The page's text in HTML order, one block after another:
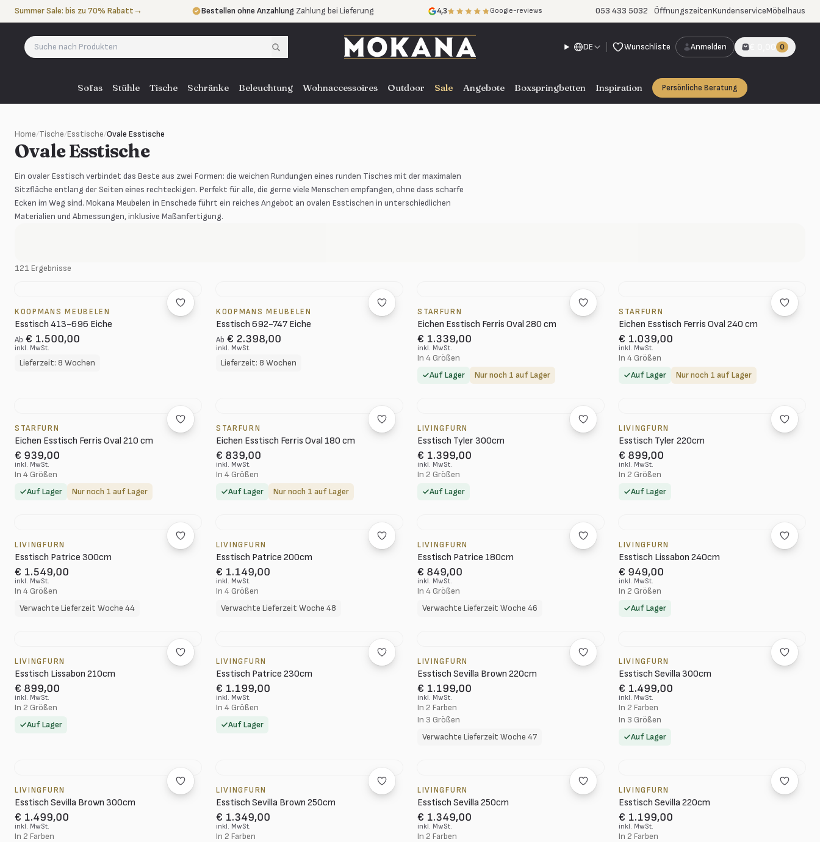
Zum Inhalt springen
Summer Sale: bis zu 70% Rabatt→ Bestellen ohne Anzahlung Zahlung bei Lieferung
in ganz NL, BE und DE
4,3 Google-reviews 053 433 5032 ÖffnungszeitenKundenserviceMöbelhaus
DE Wunschliste Anmelden € 0,00 0
Sofas Stühle Tische Schränke Beleuchtung Wohnaccessoires Outdoor Sale Angebote Boxspringbetten Inspiration Persönliche Beratung
Home/Tische/Esstische/Ovale Esstische
Ovale Esstische
Ein ovaler Esstisch verbindet das Beste aus zwei Formen: die weichen Rundungen eines runden Tisches mit der maximalen
Sitzfläche entlang der Seiten eines rechteckigen. Perfekt für alle, die gerne viele Menschen empfangen, ohne dass scharfe
Ecken im Weg sind. Mokana Meubelen in Enschede führt ein reiches Angebot an ovalen Esstischen in unterschiedlichen
Materialien und Abmessungen, inklusive Maßanfertigung.
121 Ergebnisse
KOOPMANS MEUBELEN
Esstisch 413-696 Eiche
Ab € 1.500,00
inkl. MwSt.
Lieferzeit: 8 Wochen
KOOPMANS MEUBELEN
Esstisch 692-747 Eiche
Ab € 2.398,00
inkl. MwSt.
Lieferzeit: 8 Wochen
STARFURN
Eichen Esstisch Ferris Oval 280 cm
€ 1.339,00
inkl. MwSt.
In 4 Größen
Auf Lager
Nur noch 1 auf Lager
STARFURN
Eichen Esstisch Ferris Oval 240 cm
€ 1.039,00
inkl. MwSt.
In 4 Größen
Auf Lager
Nur noch 1 auf Lager
STARFURN
Eichen Esstisch Ferris Oval 210 cm
€ 939,00
inkl. MwSt.
In 4 Größen
Auf Lager
Nur noch 1 auf Lager
STARFURN
Eichen Esstisch Ferris Oval 180 cm
€ 839,00
inkl. MwSt.
In 4 Größen
Auf Lager
Nur noch 1 auf Lager
LIVINGFURN
Esstisch Tyler 300cm
€ 1.399,00
inkl. MwSt.
In 2 Größen
Auf Lager
LIVINGFURN
Esstisch Tyler 220cm
€ 899,00
inkl. MwSt.
In 2 Größen
Auf Lager
LIVINGFURN
Esstisch Patrice 300cm
€ 1.549,00
inkl. MwSt.
In 4 Größen
Verwachte Lieferzeit Woche 44
LIVINGFURN
Esstisch Patrice 200cm
€ 1.149,00
inkl. MwSt.
In 4 Größen
Verwachte Lieferzeit Woche 48
LIVINGFURN
Esstisch Patrice 180cm
€ 849,00
inkl. MwSt.
In 4 Größen
Verwachte Lieferzeit Woche 46
LIVINGFURN
Esstisch Lissabon 240cm
€ 949,00
inkl. MwSt.
In 2 Größen
Auf Lager
LIVINGFURN
Esstisch Lissabon 210cm
€ 899,00
inkl. MwSt.
In 2 Größen
Auf Lager
LIVINGFURN
Esstisch Patrice 230cm
€ 1.199,00
inkl. MwSt.
In 4 Größen
Auf Lager
LIVINGFURN
Esstisch Sevilla Brown 220cm
€ 1.199,00
inkl. MwSt.
In 2 Farben
In 3 Größen
Verwachte Lieferzeit Woche 47
LIVINGFURN
Esstisch Sevilla 300cm
€ 1.499,00
inkl. MwSt.
In 2 Farben
In 3 Größen
Auf Lager
LIVINGFURN
Esstisch Sevilla Brown 300cm
€ 1.499,00
inkl. MwSt.
In 2 Farben
LIVINGFURN
Esstisch Sevilla Brown 250cm
€ 1.349,00
inkl. MwSt.
In 2 Farben
LIVINGFURN
Esstisch Sevilla 250cm
€ 1.349,00
inkl. MwSt.
In 2 Farben
LIVINGFURN
Esstisch Sevilla 220cm
€ 1.199,00
inkl. MwSt.
In 2 Farben